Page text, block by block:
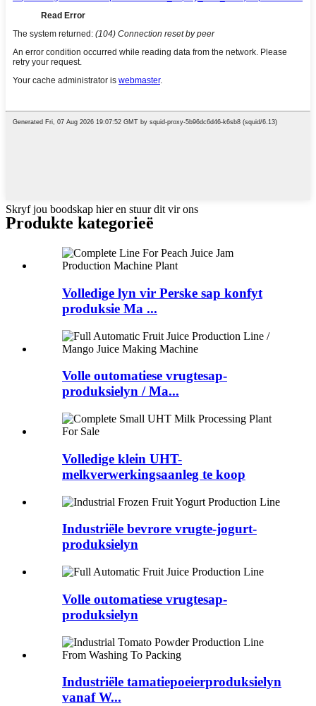
Skryf jou boodskap hier en stuur dit vir ons
Produkte kategorieë
Volledige lyn vir Perske sap konfyt
produksie Ma ...
Volle outomatiese vrugtesap-
produksielyn / Ma...
Volledige klein UHT-
melkverwerkingsaanleg te koop
Industriële bevrore vrugte-jogurt-
produksielyn
Volle outomatiese vrugtesap-
produksielyn
Industriële tamatiepoeierproduksielyn
vanaf W...